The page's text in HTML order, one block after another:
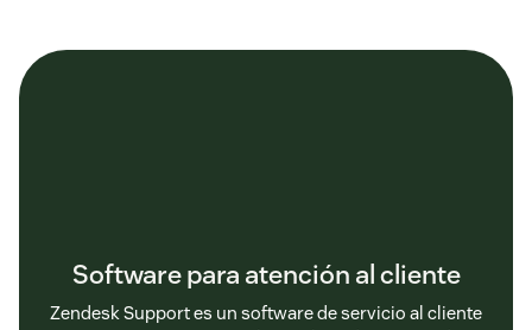
Software para atención al cliente
Zendesk Support es un software de servicio al cliente